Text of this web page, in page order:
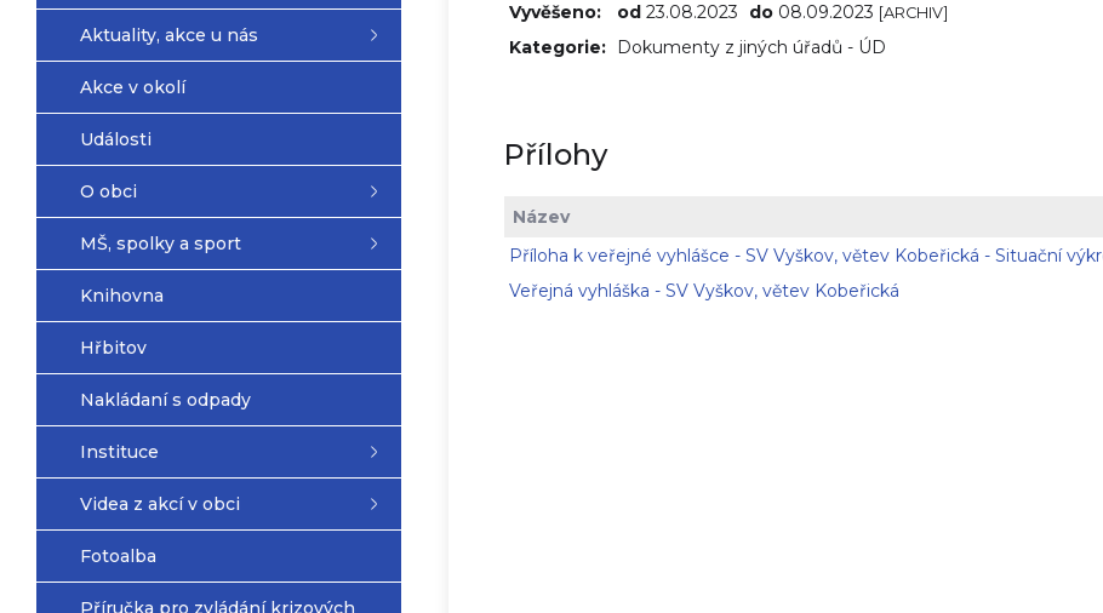
Aktuality, akce u nás
Akce v okolí
Události
O obci
MŠ, spolky a sport
Knihovna
Hřbitov
Nakládaní s odpady
Instituce
Videa z akcí v obci
Fotoalba
Příručka pro zvládání krizových
Vyvěšeno: od 23.08.2023 do 08.09.2023 [ARCHIV]
Kategorie: Dokumenty z jiných úřadů - ÚD
Přílohy
Název
Příloha k veřejné vyhlášce - SV Vyškov, větev Kobeřická - Situační
Veřejná vyhláška - SV Vyškov, větev Kobeřická